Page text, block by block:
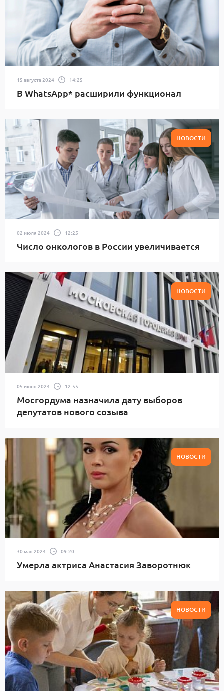
15 августа 2024 14:25
В WhatsApp* расширили функционал
НОВОСТИ
02 июля 2024 12:25
Число онкологов в России увеличивается
НОВОСТИ
05 июня 2024 12:55
Мосгордума назначила дату выборов
депутатов нового созыва
НОВОСТИ
30 мая 2024 09:20
Умерла актриса Анастасия Заворотнюк
НОВОСТИ